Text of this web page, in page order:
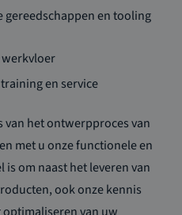
gereedschappen en tooling
en service
van het ontwerpproces van
met u onze functionele en
om naast het leveren van
ook onze kennis